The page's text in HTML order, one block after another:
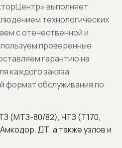
выполняет
технологических
с отечественной и
проверенные
гарантию на
каждого заказа
формат обслуживания по
(МТЗ-80/82), ЧТЗ (Т170,
Амкодор, ДТ, а также узлов и